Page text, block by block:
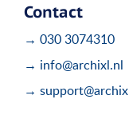
Contact
→ 030 3074310
→ info@archixl.nl
→